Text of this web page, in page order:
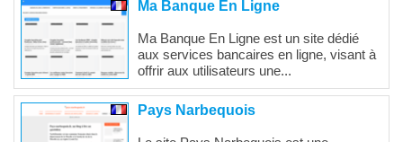
Ma Banque En Ligne
Ma Banque En Ligne est un site dédié
aux services bancaires en ligne, visant à
offrir aux utilisateurs une...
Pays Narbequois